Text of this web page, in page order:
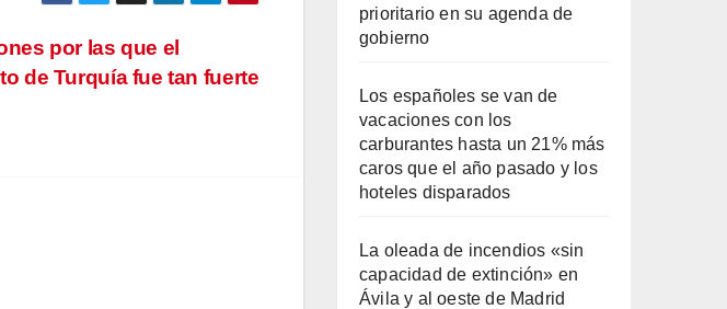
por las que el
de Turquía fue tan fuerte
prioritario en su agenda de
gobierno
Los españoles se van de
vacaciones con los
carburantes hasta un 21% más
caros que el año pasado y los
hoteles disparados
La oleada de incendios «sin
capacidad de extinción» en
Ávila y al oeste de Madrid